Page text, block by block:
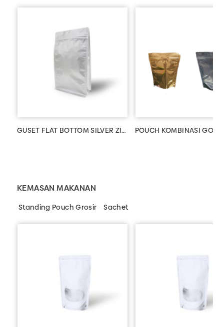
GUSET FLAT BOTTOM SILVER ZIPPER 1000 GR
POUCH KOMBINASI
KEMASAN MAKANAN
Standing Pouch Grosir Sachet